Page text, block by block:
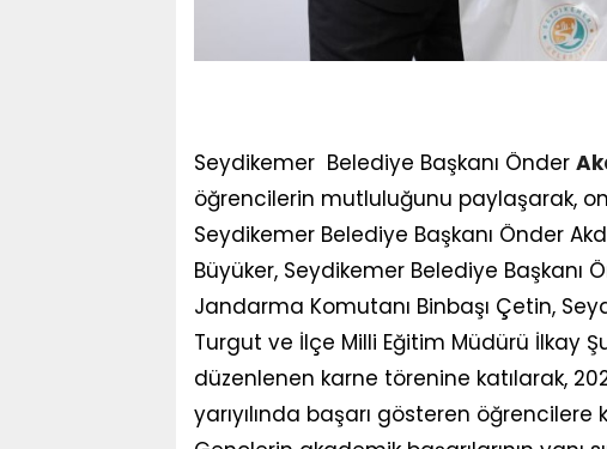
Seydikemer Belediye Başkanı Önder
öğrencilerin mutluluğunu paylaşarak,
Seydikemer Belediye Başkanı Önder
Büyüker, Seydikemer Belediye Başkanı
Jandarma Komutanı Binbaşı Çetin,
Turgut ve İlçe Milli Eğitim Müdürü İlkay
düzenlenen karne törenine katılarak,
yarıyılında başarı gösteren